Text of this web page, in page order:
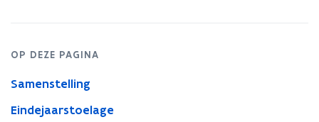
OP DEZE PAGINA
Samenstelling
Eindejaarstoelage